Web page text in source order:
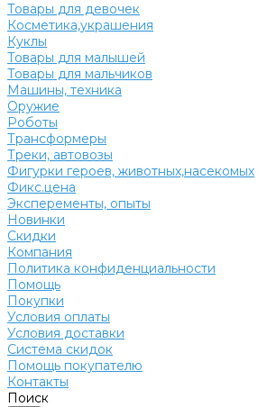
Товары для девочек
Косметика,украшения
Куклы
Товары для малышей
Товары для мальчиков
Машины, техника
Оружие
Роботы
Трансформеры
Треки, автовозы
Фигурки героев, животных,насекомых
Фикс.цена
Эксперементы, опыты
Новинки
Скидки
Компания
Политика конфиденциальности
Помощь
Покупки
Условия оплаты
Условия доставки
Система скидок
Помощь покупателю
Контакты
Поиск